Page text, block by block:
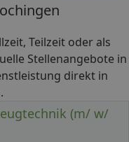
Teilzeit oder als
Stellenangebote in
direkt in
(m/ w/